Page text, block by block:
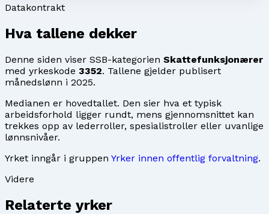
Datakontrakt
Hva tallene dekker
Denne siden viser SSB-kategorien Skattefunksjonærer
med yrkeskode 3352. Tallene gjelder publisert
månedslønn i 2025.
Medianen er hovedtallet. Den sier hva et typisk
arbeidsforhold ligger rundt, mens gjennomsnittet kan
trekkes opp av lederroller, spesialistroller eller uvanlige
lønnsnivåer.
Yrket inngår i gruppen Yrker innen offentlig forvaltning.
Videre
Relaterte yrker